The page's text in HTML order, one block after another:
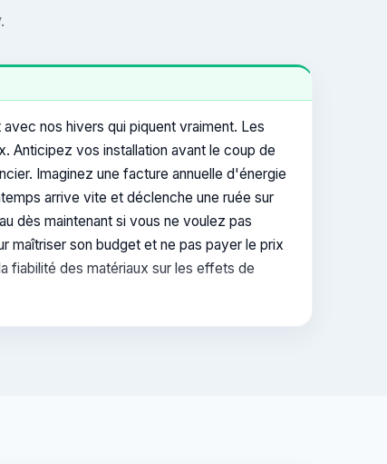
nos hivers qui piquent vraiment. Les
Anticipez vos installation avant le coup de
Imaginez une facture annuelle d'énergie
arrive vite et déclenche une ruée sur
dès maintenant si vous ne voulez pas
maîtriser son budget et ne pas payer le prix
fiabilité des matériaux sur les effets de